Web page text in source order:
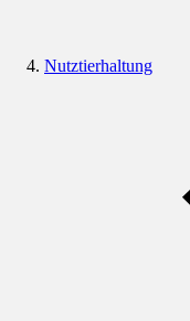
Nutztierhaltung